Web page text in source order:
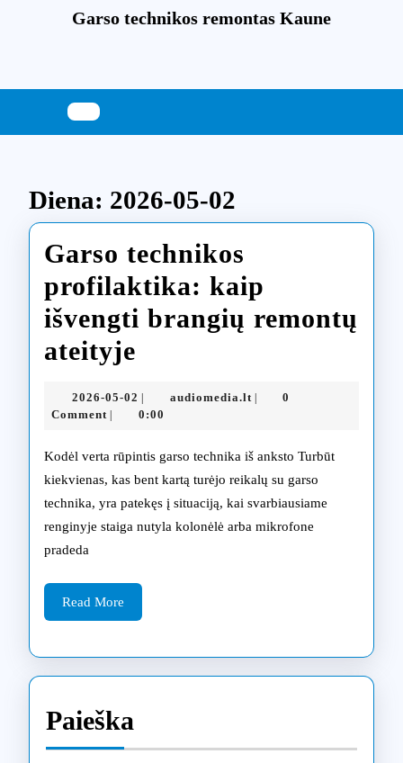
Garso technikos remontas Kaune
Diena: 2026-05-02
Garso technikos
profilaktika: kaip
išvengti brangių remontų
ateityje
profilaktika:
kaip
išvengti
brangių
remontų
ateityje
2026-05-02 2026-
05-
audiomedia.ltaudiomedia.lt
0
Comment
0:00
Kodėl verta rūpintis garso technika iš anksto Turbūt
kiekvienas, kas bent kartą turėjo reikalų su garso
technika, yra patekęs į situaciją, kai svarbiausiame
renginyje staiga nutyla kolonėlė arba mikrofone
pradeda
Read More
More
Paieška